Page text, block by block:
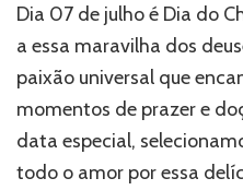
Dia 07 de julho é Dia do
a essa maravilha dos
paixão universal que
momentos de prazer e
data especial,
todo o amor por essa